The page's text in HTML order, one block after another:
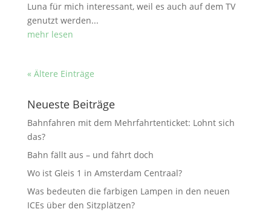
Luna für mich interessant, weil es auch auf dem TV
genutzt werden...
mehr lesen
« Ältere Einträge
Neueste Beiträge
Bahnfahren mit dem Mehrfahrtenticket: Lohnt sich
das?
Bahn fällt aus – und fährt doch
Wo ist Gleis 1 in Amsterdam Centraal?
Was bedeuten die farbigen Lampen in den neuen
ICEs über den Sitzplätzen?